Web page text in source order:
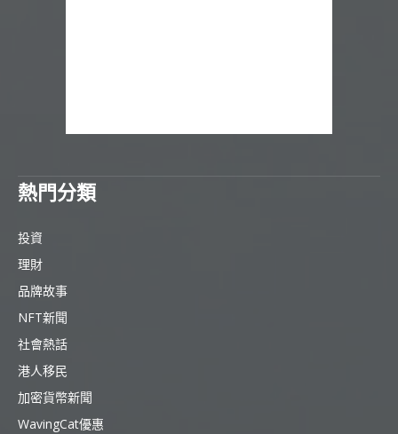
熱門分類
投資
理財
品牌故事
NFT新聞
社會熱話
港人移民
加密貨幣新聞
WavingCat優惠